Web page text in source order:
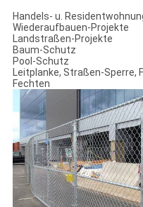
Handels- u.
Wiederaufbauen-Projekte
Landstraßen-Projekte
Baum-Schutz
Pool-Schutz
Leitplanke, Straßen-Sperre,
Fechten